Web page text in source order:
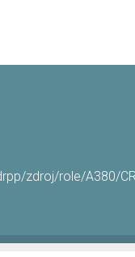
zdroj/role/A380/